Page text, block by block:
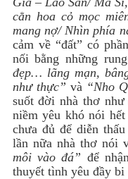
cằn hoa cỏ mọc
mang nợ/ Nhìn phía
cảm về “đất” có
nối bằng những
đẹp… lãng mạn,
như thực” và “Nho
suốt đời nhà thơ
niềm yêu khó nói
chưa đủ để diễn
lần nữa nhà thơ nói
môi vào đá” để
thuyết tình yêu đầy